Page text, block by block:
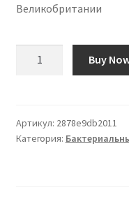
Великобритании
K2
and
Buy
Артикул: 2878e9db2011
Категория: